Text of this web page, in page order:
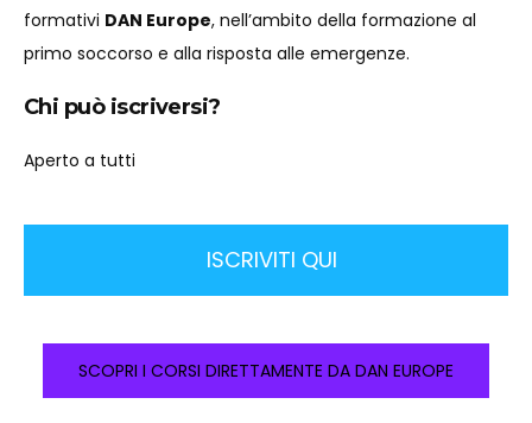
formativi DAN Europe, nell’ambito della formazione al
primo soccorso e alla risposta alle emergenze.
Chi può iscriversi?
Aperto a tutti
ISCRIVITI QUI
SCOPRI I CORSI DIRETTAMENTE DA DAN EUROPE